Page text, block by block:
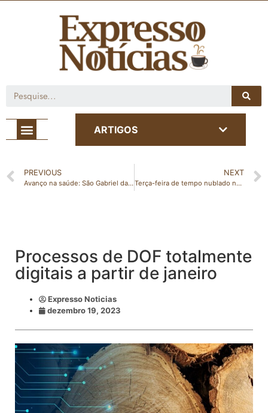
ARTIGOS
PREVIOUS
Avanço na saúde: São Gabriel da Palha agora conta com Médica Infectologista após 15 anos de esforços
NEXT
Terça-feira de tempo nublado no ES; veja a previsão completa
Processos de DOF totalmente
digitais a partir de janeiro
Expresso Noticias
dezembro 19, 2023